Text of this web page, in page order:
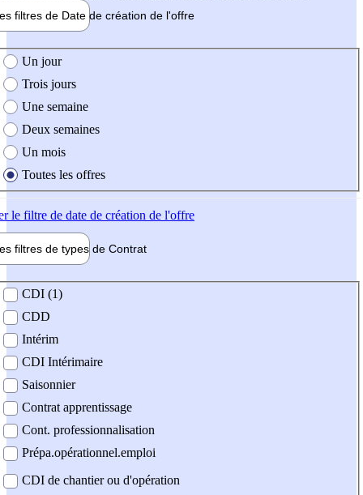
filtres de Date de création de l'offre
création de l'offre
Un jour
Trois jours
Une semaine
Deux semaines
Un mois
Toutes les offres
le filtre de date de création de l'offre
filtres de types de Contrat
contrat
CDI (1)
CDD
Intérim
CDI Intérimaire
Saisonnier
Contrat apprentissage
Cont. professionnalisation
Prépa.opérationnel.emploi
CDI de chantier ou d'opération